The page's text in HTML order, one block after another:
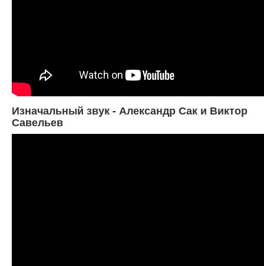
Изначальный звук - Александр Сак и Виктор
Савельев